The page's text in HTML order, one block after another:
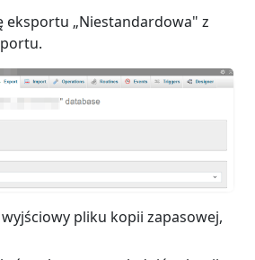
eksportu „Niestandardowa" z
pliku kopii zapasowej,